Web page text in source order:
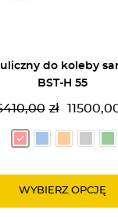
do koleby
BST-H 55
zł
Pierwotna
cena
wynosiła:
Aktualna
cena
wynosi:
WYBIERZ OPCJĘ